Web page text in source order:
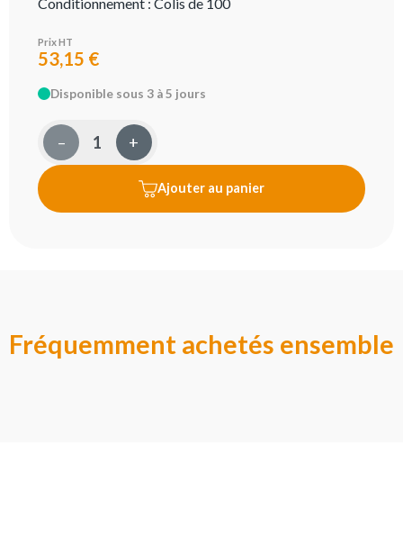
Prix HT
53,15 €
Disponible sous 3 à 5 jours
– +
Ajouter au panier
Fréquemment achetés ensemble